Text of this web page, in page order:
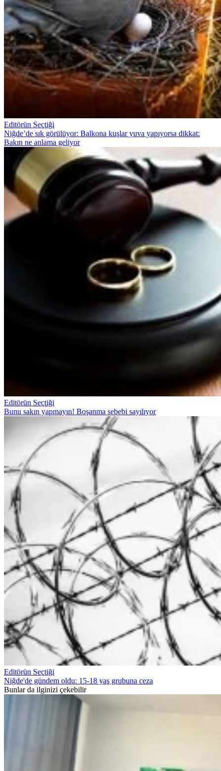
Editörün Seçtiği
Niğde’de sık görülüyor: Balkona kuşlar yuva yapıyorsa dikkat:
Bakın ne anlama geliyor
Editörün Seçtiği
Bunu sakın yapmayın! Boşanma sebebi sayılıyor
Editörün Seçtiği
Niğde'de gündem oldu: 15-18 yaş grubuna ceza
Bunlar da ilginizi çekebilir